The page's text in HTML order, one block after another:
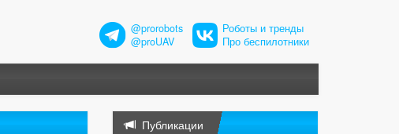
@prorobots
@proUAV
Роботы и тренды
Про беспилотники
Публикации